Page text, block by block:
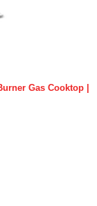
Gas Cooktop |